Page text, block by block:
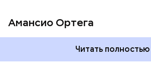
Амансио Ортега
Читать полностью